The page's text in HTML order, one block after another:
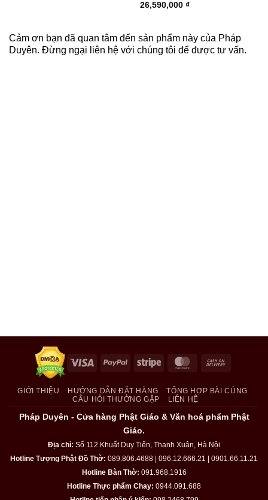
26,590,000 ₫
₫
Cảm ơn bạn đã quan tâm đến sản phẩm này của Pháp
Duyên. Đừng ngại liên hệ với chúng tôi để được tư vấn.
Visa PayPal Stripe MasterCard
Delivery
GIỚI THIỆU HƯỚNG DẪN ĐẶT HÀNG
TỔNG HỢP BÀI CÚNG
CÂU HỎI THƯỜNG GẶP
LIÊN HỆ
Pháp Duyên - Cửa hàng Phật Giáo & Văn hoá phẩm Phật
Giáo.
Địa chỉ: Số 112 Khuất Duy Tiến, Thanh Xuân, Hà Nội
Hotline Tượng Phật Đồ Thờ: 089.806.4688 | 096.12.666.21 | 0901.66.11.21
Hotline Bàn Thờ: 091.968.1916
Hotline Thực phẩm Chay: 0944.091.688